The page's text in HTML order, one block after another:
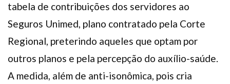
tabela de contribuições dos servidores ao
Seguros Unimed, plano contratado pela Corte
Regional, preterindo aqueles que optam por
outros planos e pela percepção do auxílio-saúde.
A medida, além de anti-isonômica, pois cria